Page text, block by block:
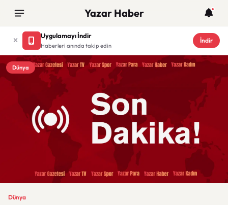
Yazar Haber
Uygulamayı İndir
Haberleri anında takip edin
İndir
Dünya
Dünya